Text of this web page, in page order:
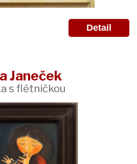
Detail
Janeček
s flétničkou